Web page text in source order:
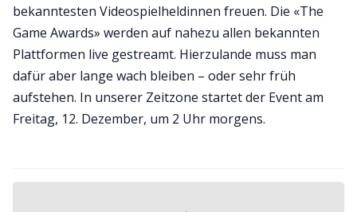
bekanntesten Videospielheldinnen freuen. Die «The
Game Awards» werden auf nahezu allen bekannten
Plattformen live gestreamt. Hierzulande muss man
dafür aber lange wach bleiben – oder sehr früh
aufstehen. In unserer Zeitzone startet der Event am
Freitag, 12. Dezember, um 2 Uhr morgens.